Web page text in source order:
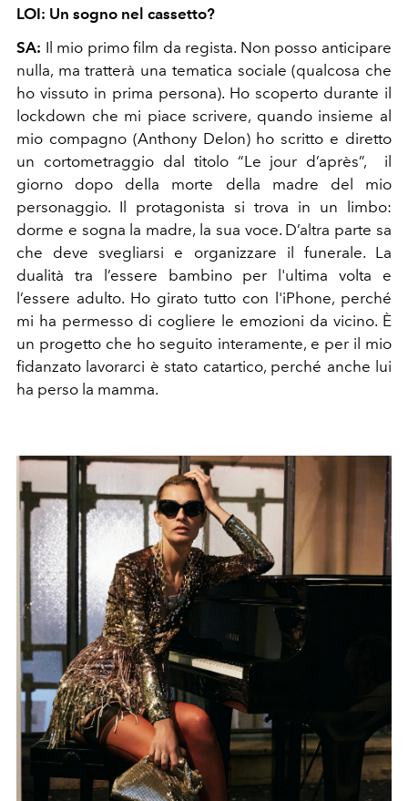
LOI: Un sogno nel cassetto?
SA: Il mio primo film da regista. Non posso anticipare
nulla, ma tratterà una tematica sociale (qualcosa che
ho vissuto in prima persona). Ho scoperto durante il
lockdown che mi piace scrivere, quando insieme al
mio compagno (Anthony Delon) ho scritto e diretto
un cortometraggio dal titolo “Le jour d’après”, il
giorno dopo della morte della madre del mio
personaggio. Il protagonista si trova in un limbo:
dorme e sogna la madre, la sua voce. D’altra parte sa
che deve svegliarsi e organizzare il funerale. La
dualità tra l’essere bambino per l'ultima volta e
l’essere adulto. Ho girato tutto con l'iPhone, perché
mi ha permesso di cogliere le emozioni da vicino. È
un progetto che ho seguito interamente, e per il mio
fidanzato lavorarci è stato catartico, perché anche lui
ha perso la mamma.